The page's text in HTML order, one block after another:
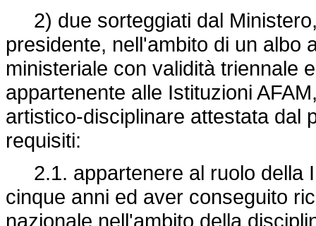
2) due sorteggiati dal
presidente, nell'ambito di un albo
ministeriale con validità triennale
appartenente alle Istituzioni
artistico-disciplinare attestata dal
requisiti:
2.1. appartenere al ruolo della I
cinque anni ed aver conseguito
nazionale nell'ambito della